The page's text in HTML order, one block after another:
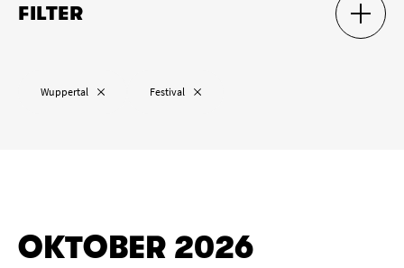
FILTER SUCH-
SUCH-
von bis
„Wuppertal “ entfernen „Festival “ entfernen
OKTOBER 2026